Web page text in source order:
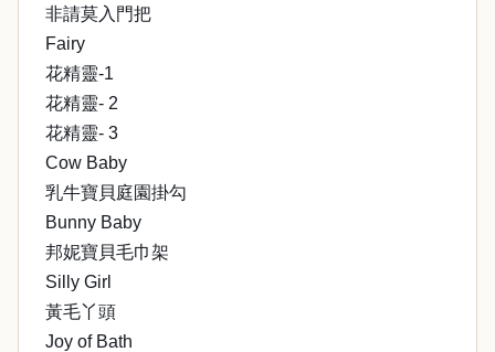
非請莫入門把
Fairy
花精靈-1
花精靈- 2
花精靈- 3
Cow Baby
乳牛寶貝庭園掛勾
Bunny Baby
邦妮寶貝毛巾架
Silly Girl
黃毛丫頭
Joy of Bath